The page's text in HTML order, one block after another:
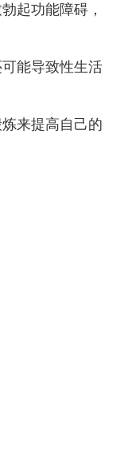
起功能障碍，
能导致性生活
来提高自己的